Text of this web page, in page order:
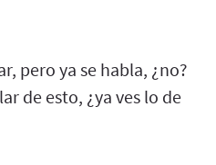
pero ya se habla, ¿no?
de esto, ¿ya ves lo de